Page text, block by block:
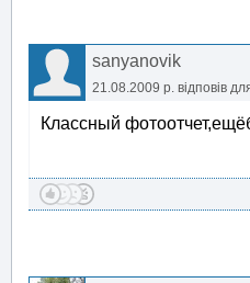
sanyanovik
21.08.2009 р. відповів
Классный